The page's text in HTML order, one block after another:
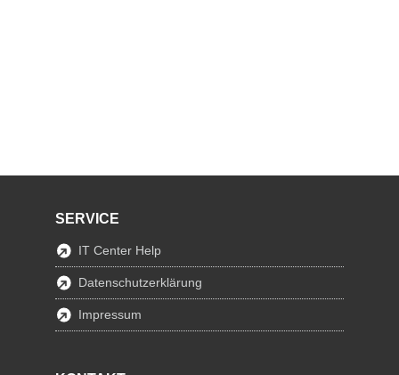
SERVICE
IT Center Help
Datenschutzerklärung
Impressum